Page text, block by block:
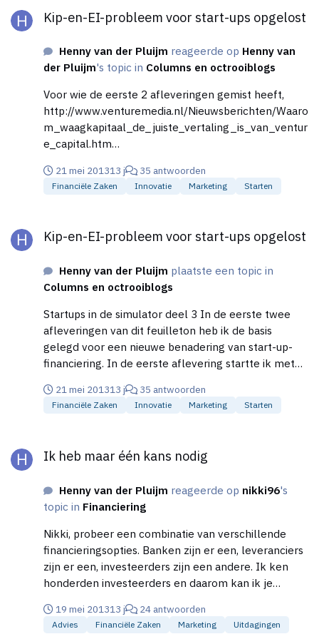
verbeteren, dat soort werk. Eindelijk, door het
eeuw nog een bank nodig? [Mod edit: verwijzing +
link naar rest artikel op eigen site vervangen door
meer geschreven:
sioneel_waagkapitaal_investeert_in_een_cockpit_
met_metertjes.htm
epicentrum van venture capital, op dit moment al
lean startup methodieken gebeurt daar zo goed als
niet meer. Het gaat om absolute doorbraken op het
gebied van start-up-ontwikkeling en financiering, de
belangrijkste drempels op het gebied van
ondernemerschap. Ik moedig iedereen die zich wil
ontwikkelen als ondernemer aan hier zelf zo veel
mogelijk over te lezen.
Kip-en-EI-probleem voor start-ups opgelost
Henny van der Pluijm reageerde op Henny van
der Pluijm's topic in Columns en octrooiblogs
Voor wie de eerste 2 afleveringen gemist heeft,
http://www.venturemedia.nl/Nieuwsberichten/Waaro
m_waagkapitaal_de_juiste_vertaling_is_van_ventur
e_capital.htm
sioneel_waagkapitaal_investeert_in_een_cockpit_
met_metertjes.htm Aflevering 4 zal gaan over de
op de reacties op deze serie.
21 mei 201313 j 35 antwoorden
Financiële Zaken Innovatie Marketing Starten
Kip-en-EI-probleem voor start-ups opgelost
Henny van der Pluijm plaatste een topic in
Columns en octrooiblogs
Startups in de simulator deel 3 In de eerste twee
afleveringen van dit feuilleton heb ik de basis
gelegd voor een nieuwe benadering van start-up-
financiering. In de eerste aflevering startte ik met
onderhandse kapitaalmarkt, namelijk de vertaling
van het Amerikaans-Engelse begrip “venture capital”
wekken bij kapitaalzoekende ondernemers. Een
risico’s nemen, maar maakt een afweging. Het woord
“waagkapitaal”, dat ook in Zuid Afrika en Duitsland
wordt gebruikt, dekt de lading perfect. In de tweede
aflevering legde ik uit dat het uitgangspunt van
waagkapitaal kan leiden tot een ander beeld van
investeren in bedrijven, een beeld waarin er iets te
wegen of te meten moet zijn. Anders gezegd, een
bedrijf kan zo worden ingericht dat de directie – en
indirect de investeerders - voortdurend signalen
21 mei 201313 j 35 antwoorden
Financiële Zaken Innovatie Marketing Starten
Ik heb maar één kans nodig
Henny van der Pluijm reageerde op nikki96's
topic in Financiering
Nikki, probeer een combinatie van verschillende
financieringsopties. Banken zijn er een, leveranciers
zijn er een, investeerders zijn een andere. Ik ken
honderden investeerders en daarom kan ik je
ondernemers zouden willen. Trek er maar minstens
een half jaar voor uit. En zonder voorbereiding ben
19 mei 201313 j 24 antwoorden
Advies Financiële Zaken Marketing Uitdagingen